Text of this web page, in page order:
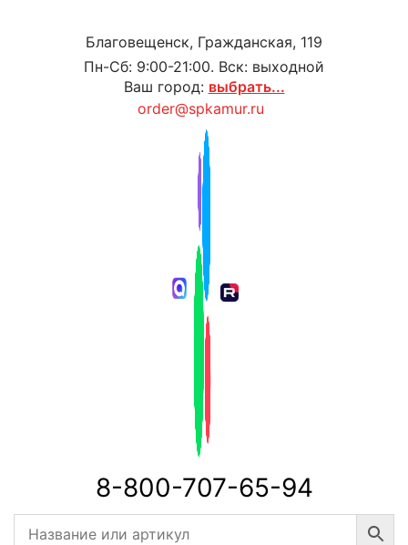
Благовещенск, Гражданская, 119
Пн-Сб: 9:00-21:00. Вск: выходной
Ваш город: выбрать...
order@spkamur.ru
8-800-707-65-94